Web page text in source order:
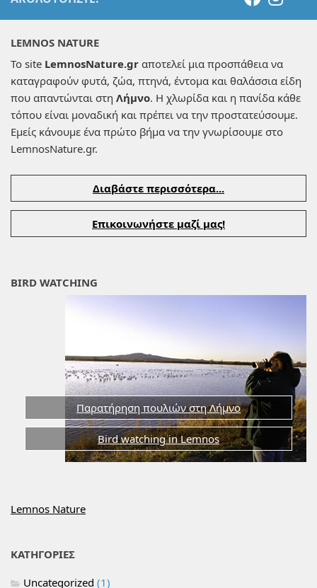
LEMNOS NATURE
Το site LemnosNature.gr αποτελεί μια προσπάθεια να
καταγραφούν φυτά, ζώα, πτηνά, έντομα και θαλάσσια είδη
που απαντώνται στη Λήμνο. Η χλωρίδα και η πανίδα κάθε
τόπου είναι μοναδική και πρέπει να την προστατεύσουμε.
Εμείς κάνουμε ένα πρώτο βήμα να την γνωρίσουμε στο
LemnosNature.gr.
Διαβάστε περισσότερα...
Επικοινωνήστε μαζί μας!
BIRD WATCHING
Παρατήρηση πουλιών στη Λήμνο
Bird watching in Lemnos
Lemnos Nature
ΚΑΤΗΓΟΡΙΕΣ
Uncategorized (1)